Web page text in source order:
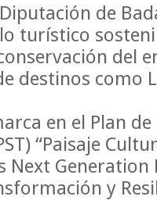
de
turístico
del
destinos como
en el Plan
“Paisaje
Generation
y